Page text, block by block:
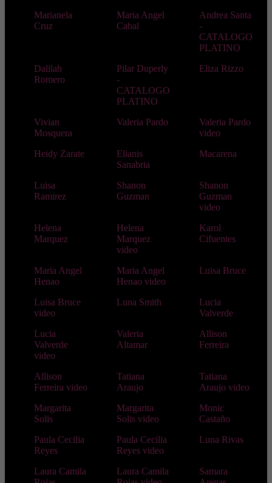
Marianela
Cruz
Maria Angel
Cabal
Andrea Santa
-
CATALOGO
PLATINO
Dalilah
Romero
Pilar Duperly
-
CATALOGO
PLATINO
Eliza Rizzo
Vivian
Mosquera
Valeria Pardo
Valeria Pardo
video
Heidy Zarate
Elianis
Sanabria
Macarena
Luisa
Ramirez
Shanon
Guzman
Shanon
Guzman
video
Helena
Marquez
Helena
Marquez
video
Karol
Cifuentes
Maria Angel
Henao
Maria Angel
Henao video
Luisa Bruce
Luisa Bruce
video
Luna Smith
Lucia
Valverde
Lucia
Valverde
video
Valeria
Altamar
Allison
Ferreira
Allison
Ferreira video
Tatiana
Araujo
Tatiana
Araujo video
Margarita
Solis
Margarita
Solis video
Monic
Castaño
Paula Cecilia
Reyes
Paula Cecilia
Reyes video
Luna Rivas
Laura Camila
Laura Camila
Samara